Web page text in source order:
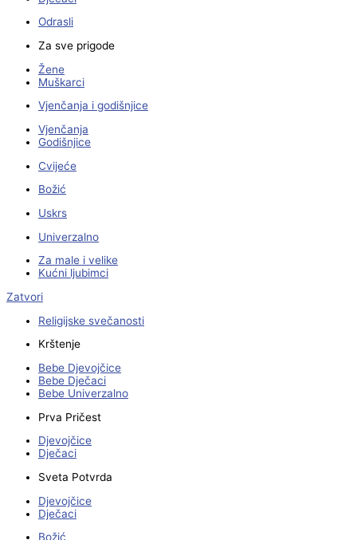
Odrasli
Za sve prigode
Žene
Muškarci
Vjenčanja i godišnjice
Vjenčanja
Godišnjice
Cvijeće
Božić
Uskrs
Univerzalno
Za male i velike
Kućni ljubimci
Zatvori
Religijske svečanosti
Krštenje
Bebe Djevojčice
Bebe Dječaci
Bebe Univerzalno
Prva Pričest
Djevojčice
Dječaci
Sveta Potvrda
Djevojčice
Dječaci
Božić